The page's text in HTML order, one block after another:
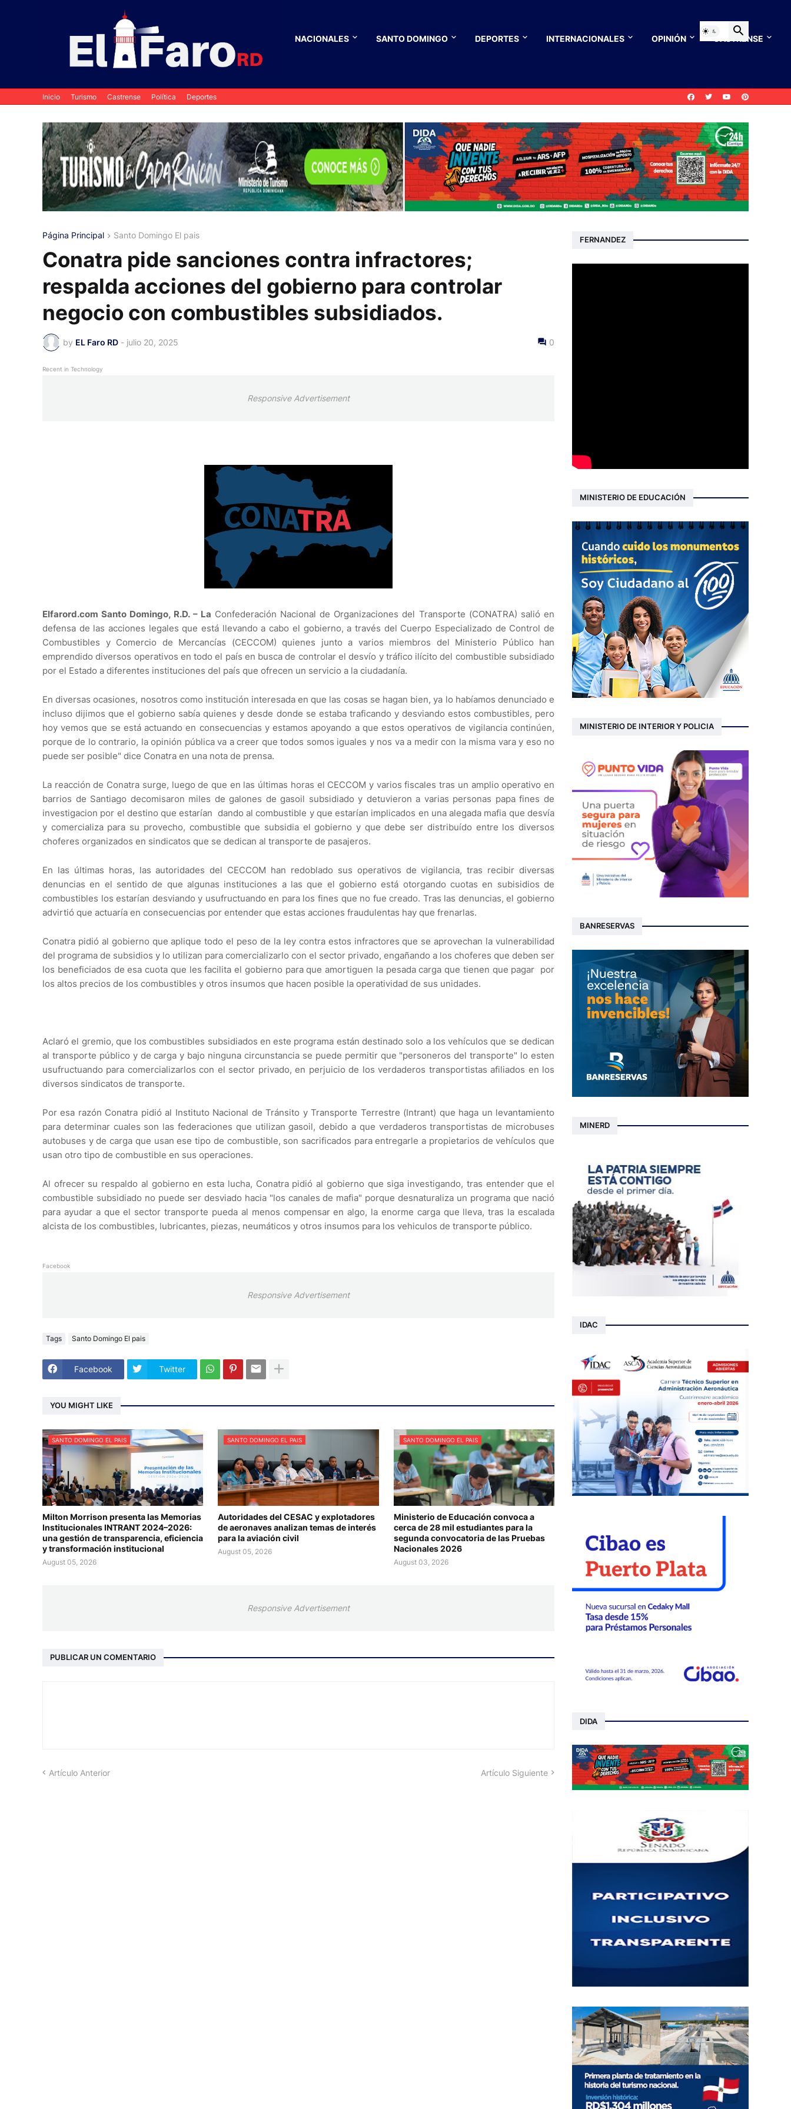
NACIONALES SANTO DOMINGO DEPORTES INTERNACIONALES OPINIÓN CASTRENSE
Inicio Turismo Castrense Política Deportes
Página Principal Santo Domingo El pais
Conatra pide sanciones contra infractores;
respalda acciones del gobierno para controlar
negocio con combustibles subsidiados.
by EL Faro RD - julio 20, 2025 0
Recent in Technology
Responsive Advertisement
Elfarord.com Santo Domingo, R.D. – La Confederación Nacional de Organizaciones del Transporte (CONATRA) salió en
defensa de las acciones legales que está llevando a cabo el gobierno, a través del Cuerpo Especializado de Control de
Combustibles y Comercio de Mercancías (CECCOM) quienes junto a varios miembros del Ministerio Público han
emprendido diversos operativos en todo el país en busca de controlar el desvío y tráfico ilícito del combustible subsidiado
por el Estado a diferentes instituciones del país que ofrecen un servicio a la ciudadanía.
En diversas ocasiones, nosotros como institución interesada en que las cosas se hagan bien, ya lo habíamos denunciado e
incluso dijimos que el gobierno sabía quienes y desde donde se estaba traficando y desviando estos combustibles, pero
hoy vemos que se está actuando en consecuencias y estamos apoyando a que estos operativos de vigilancia continúen,
porque de lo contrario, la opinión pública va a creer que todos somos iguales y nos va a medir con la misma vara y eso no
puede ser posible" dice Conatra en una nota de prensa.
La reacción de Conatra surge, luego de que en las últimas horas el CECCOM y varios fiscales tras un amplio operativo en
barrios de Santiago decomisaron miles de galones de gasoil subsidiado y detuvieron a varias personas papa fines de
investigacion por el destino que estarían dando al combustible y que estarían implicados en una alegada mafia que desvía
y comercializa para su provecho, combustible que subsidia el gobierno y que debe ser distribuído entre los diversos
choferes organizados en sindicatos que se dedican al transporte de pasajeros.
En las últimas horas, las autoridades del CECCOM han redoblado sus operativos de vigilancia, tras recibir diversas
denuncias en el sentido de que algunas instituciones a las que el gobierno está otorgando cuotas en subisidios de
combustibles los estarían desviando y usufructuando en para los fines que no fue creado. Tras las denuncias, el gobierno
advirtió que actuaría en consecuencias por entender que estas acciones fraudulentas hay que frenarlas.
Conatra pidió al gobierno que aplique todo el peso de la ley contra estos infractores que se aprovechan la vulnerabilidad
del programa de subsidios y lo utilizan para comercializarlo con el sector privado, engañando a los choferes que deben ser
los beneficiados de esa cuota que les facilita el gobierno para que amortiguen la pesada carga que tienen que pagar por
los altos precios de los combustibles y otros insumos que hacen posible la operatividad de sus unidades.
Aclaró el gremio, que los combustibles subsidiados en este programa están destinado solo a los vehículos que se dedican
al transporte público y de carga y bajo ninguna circunstancia se puede permitir que "personeros del transporte" lo esten
usufructuando para comercializarlos con el sector privado, en perjuicio de los verdaderos transportistas afiliados en los
diversos sindicatos de transporte.
Por esa razón Conatra pidió al Instituto Nacional de Tránsito y Transporte Terrestre (Intrant) que haga un levantamiento
para determinar cuales son las federaciones que utilizan gasoil, debido a que verdaderos transportistas de microbuses
autobuses y de carga que usan ese tipo de combustible, son sacrificados para entregarle a propietarios de vehículos que
usan otro tipo de combustible en sus operaciones.
Al ofrecer su respaldo al gobierno en esta lucha, Conatra pidió al gobierno que siga investigando, tras entender que el
combustible subsidiado no puede ser desviado hacia "los canales de mafia" porque desnaturaliza un programa que nació
para ayudar a que el sector transporte pueda al menos compensar en algo, la enorme carga que lleva, tras la escalada
alcista de los combustibles, lubricantes, piezas, neumáticos y otros insumos para los vehiculos de transporte público.
Facebook
Responsive Advertisement
Tags Santo Domingo El pais
Facebook Twitter
YOU MIGHT LIKE
SANTO DOMINGO EL PAIS
Milton Morrison presenta las Memorias
Institucionales INTRANT 2024–2026:
una gestión de transparencia, eficiencia
y transformación institucional
August 05, 2026
SANTO DOMINGO EL PAIS
Autoridades del CESAC y explotadores
de aeronaves analizan temas de interés
para la aviación civil
August 05, 2026
SANTO DOMINGO EL PAIS
Ministerio de Educación convoca a
cerca de 28 mil estudiantes para la
segunda convocatoria de las Pruebas
Nacionales 2026
August 03, 2026
Responsive Advertisement
PUBLICAR UN COMENTARIO
Artículo Anterior Artículo Siguiente
FERNANDEZ
MINISTERIO DE EDUCACIÓN
MINISTERIO DE INTERIOR Y POLICIA
BANRESERVAS
MINERD
IDAC
DIDA